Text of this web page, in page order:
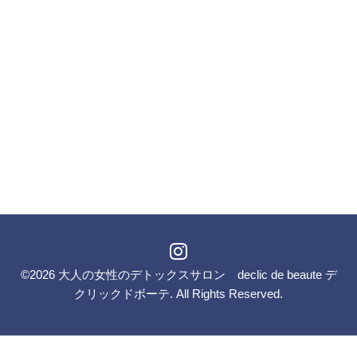
©2026 大人の女性のデトックスサロン declic de beaute デ
クリックドボーテ. All Rights Reserved.